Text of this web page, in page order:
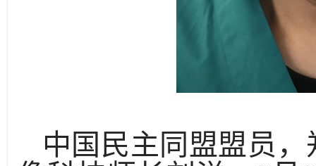
中国民主同盟盟员